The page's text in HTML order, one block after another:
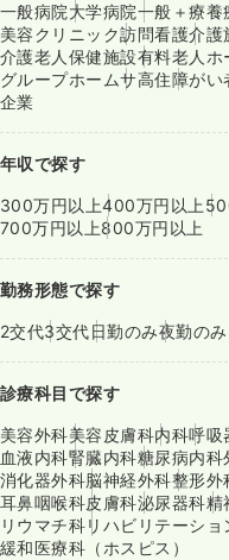
一般病院大学病院一般＋療養
美容クリニック訪問看護介護
介護老人保健施設有料老人ホ
グループホームサ高住障がい
企業
年収で探す
300万円以上400万円以上
700万円以上800万円以上
勤務形態で探す
2交代3交代日勤のみ夜勤のみ
診療科目で探す
美容外科美容皮膚科内科呼吸
血液内科腎臓内科糖尿病内科
消化器外科脳神経外科整形外
耳鼻咽喉科皮膚科泌尿器科精
リウマチ科リハビリテーショ
緩和医療科（ホスピス）